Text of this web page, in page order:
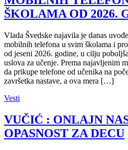
ŠKOLAMA OD 2026.
Vlada Švedske najavila je danas
mobilnih telefona u svim školama i
od jeseni 2026. godine, u cilju
uslova za učenje. Prema najavljenim
da prikupe telefone od učenika na
završetka nastave, a ova mera […]
Vesti
VUČIĆ : ONLAJN
OPASNOST ZA DECU